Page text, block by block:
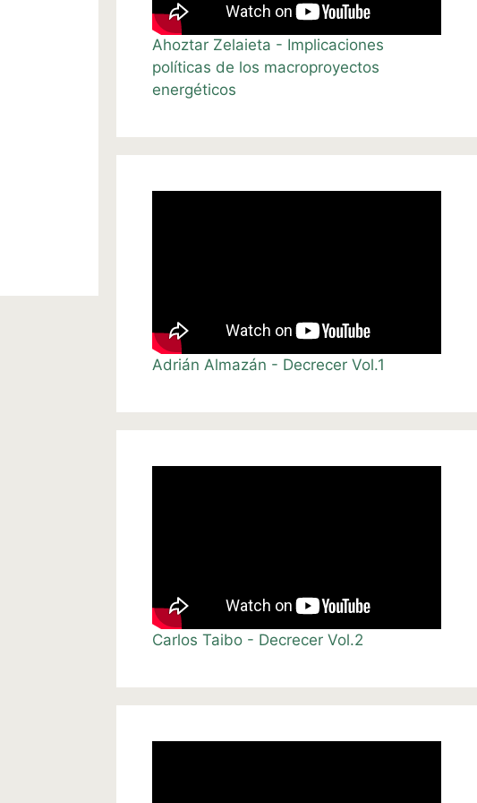
Ahoztar Zelaieta - Implicaciones
políticas de los macroproyectos
energéticos
Adrián Almazán - Decrecer Vol.1
Carlos Taibo - Decrecer Vol.2